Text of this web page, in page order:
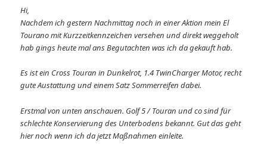
Hi,
Nachdem ich gestern Nachmittag noch in einer Aktion mein El
Tourano mit Kurzzeitkennzeichen versehen und direkt weggeholt
hab gings heute mal ans Begutachten was ich da gekauft hab.
Es ist ein Cross Touran in Dunkelrot, 1.4 TwinCharger Motor, recht
gute Austattung und einem Satz Sommerreifen dabei.
Erstmal von unten anschauen. Golf 5 / Touran und co sind für
schlechte Konservierung des Unterbodens bekannt. Gut das geht
hier noch wenn ich da jetzt Maßnahmen einleite.